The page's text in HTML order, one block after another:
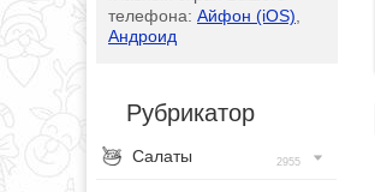
телефона: Айфон (iOS)
Андроид
Рубрикатор
Салаты 2955